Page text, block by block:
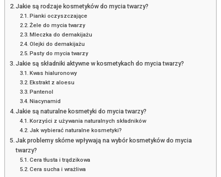
Jakie są rodzaje kosmetyków do mycia twarzy?
Pianki oczyszczające
Żele do mycia twarzy
Mleczka do demakijażu
Olejki do demakijażu
Pasty do mycia twarzy
Jakie są składniki aktywne w kosmetykach do mycia twarzy?
Kwas hialuronowy
Ekstrakt z aloesu
Pantenol
Niacynamid
Jakie są naturalne kosmetyki do mycia twarzy?
Korzyści z używania naturalnych składników
Jak wybierać naturalne kosmetyki?
Jak problemy skórne wpływają na wybór kosmetyków do mycia
twarzy?
Cera tłusta i trądzikowa
Cera sucha i wrażliwa